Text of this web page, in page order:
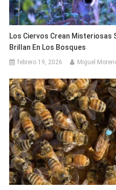
Los Ciervos Crean Misteriosas
Brillan En Los Bosques
febrero 19, 2026 Miguel